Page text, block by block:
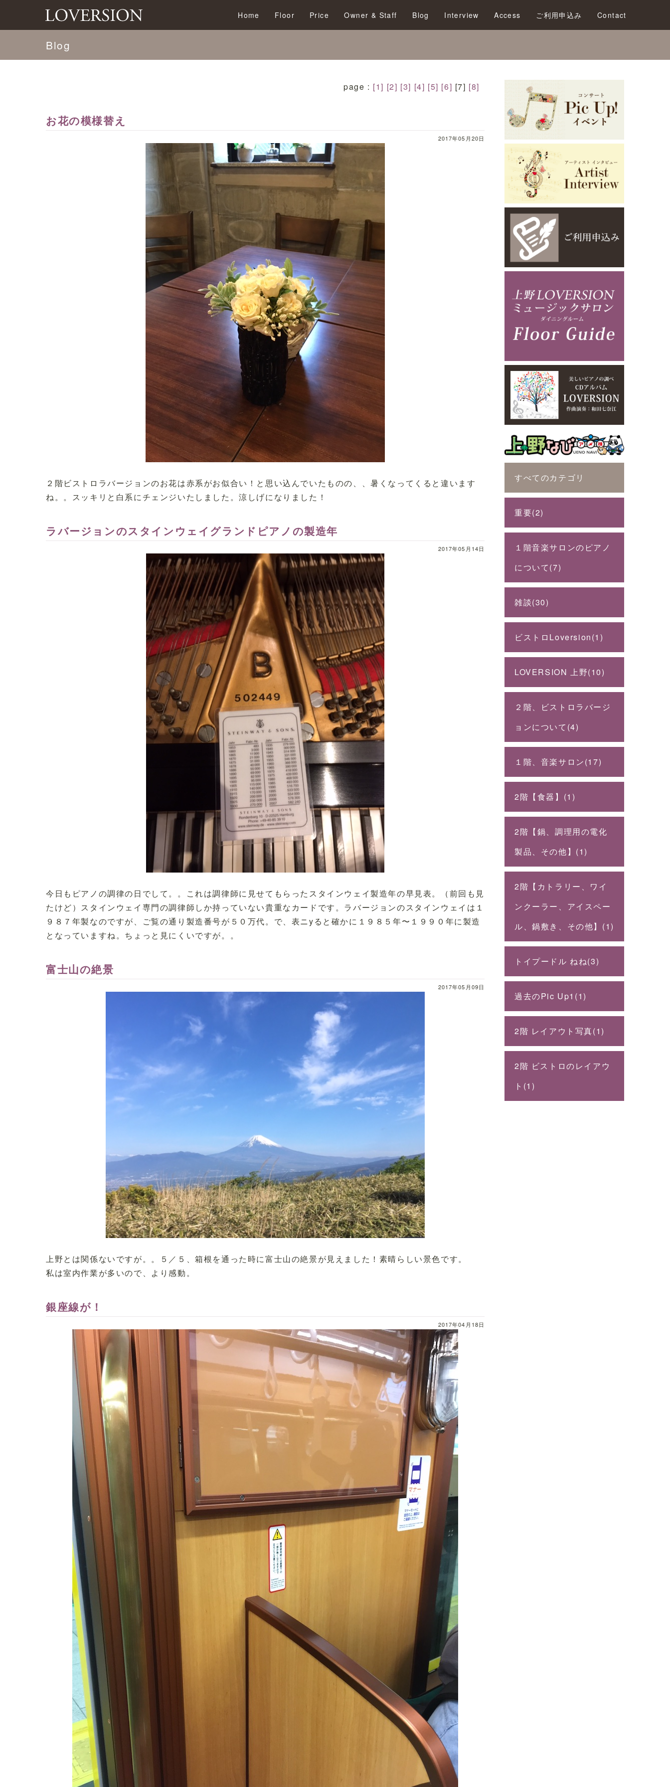
Home Floor Price Owner & Staff Blog Interview Access ご利用申込み Contact
Blog
page : [1] [2] [3] [4] [5] [6] [7] [8]
お花の模様替え
2017年05月20日
２階ビストロラバージョンのお花は赤系がお似合い！と思い込んでいたものの、、暑くなってくると違います
ね。。スッキリと白系にチェンジいたしました。涼しげになりました！
ラバージョンのスタインウェイグランドピアノの製造年
2017年05月14日
今日もピアノの調律の日でして。。これは調律師に見せてもらったスタインウェイ製造年の早見表。（前回も見
たけど）スタインウェイ専門の調律師しか持っていない貴重なカードです。ラバージョンのスタインウェイは１
９８７年製なのですが、ご覧の通り製造番号が５０万代。で、表ニyると確かに１９８５年〜１９９０年に製造
となっていますね。ちょっと見にくいですが。。
富士山の絶景
2017年05月09日
上野とは関係ないですが。。５／５、箱根を通った時に富士山の絶景が見えました！素晴らしい景色です。
私は室内作業が多いので、より感動。
銀座線が！
2017年04月18日
すべてのカテゴリ
重要(2)
１階音楽サロンのピアノ
について(7)
雑談(30)
ビストロLoversion(1)
LOVERSION 上野(10)
２階、ビストロラバージ
ョンについて(4)
１階、音楽サロン(17)
2階【食器】(1)
2階【鍋、調理用の電化
製品、その他】(1)
2階【カトラリー、ワイ
ンクーラー、アイスペー
ル、鍋敷き、その他】(1)
トイプードル ねね(3)
過去のPic Up1(1)
2階 レイアウト写真(1)
2階 ビストロのレイアウ
ト(1)